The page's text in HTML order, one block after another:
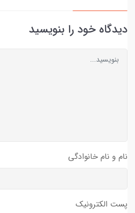
دیدگاه خود را بنویسید
نام و نام خانوادگی
پست الکترونیک